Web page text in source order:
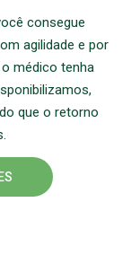
consegue
agilidade e por
médico tenha
que o retorno